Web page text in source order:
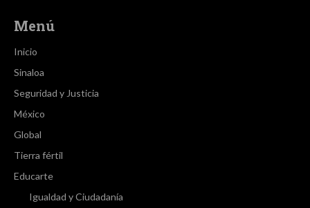
Menú
Inicio
Sinaloa
Seguridad y Justicia
México
Global
Tierra fértil
Educarte
Igualdad y Ciudadanía